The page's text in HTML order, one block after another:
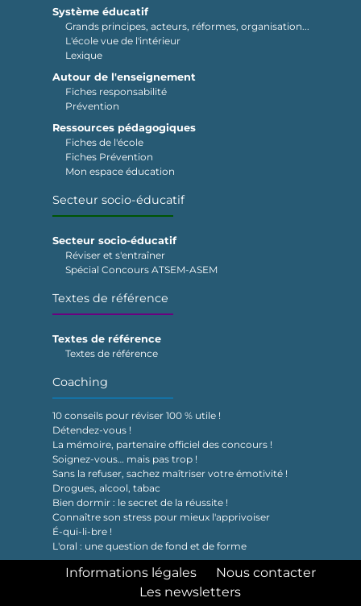
Système éducatif
Grands principes, acteurs, réformes, organisation...
L'école vue de l'intérieur
Lexique
Autour de l'enseignement
Fiches responsabilité
Prévention
Ressources pédagogiques
Fiches de l'école
Fiches Prévention
Mon espace éducation
Secteur socio-éducatif
Secteur socio-éducatif
Réviser et s'entraîner
Spécial Concours ATSEM-ASEM
Textes de référence
Textes de référence
Textes de référence
Coaching
10 conseils pour réviser 100 % utile !
Détendez-vous !
La mémoire, partenaire officiel des concours !
Soignez-vous… mais pas trop !
Sans la refuser, sachez maîtriser votre émotivité !
Drogues, alcool, tabac
Bien dormir : le secret de la réussite !
Connaître son stress pour mieux l'apprivoiser
É-qui-li-bre !
L'oral : une question de fond et de forme
Informations légales
Nous contacter
Les newsletters